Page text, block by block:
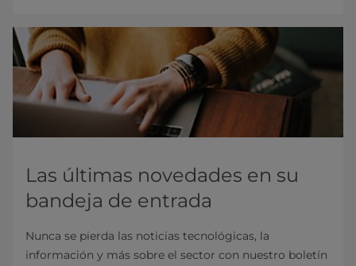
Las últimas novedades en su
bandeja de entrada
Nunca se pierda las noticias tecnológicas, la
información y más sobre el sector con nuestro boletín